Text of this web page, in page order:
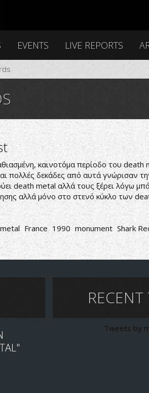
EVENTS LIVE REPORTS
καινοτόμα περίοδο του
πολλές δεκάδες από αυτά γνώρισαν
death metal αλλά τους ξέρει λόγω
αλλά μόνο στο στενό κύκλο των
France 1990 monument Shark
Tweets by